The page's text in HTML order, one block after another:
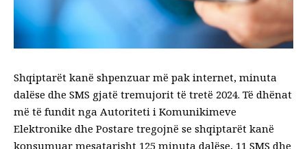
Shqiptarët kanë shpenzuar më pak internet, minuta
dalëse dhe SMS gjatë tremujorit të tretë 2024. Të dhënat
më të fundit nga Autoriteti i Komunikimeve
Elektronike dhe Postare tregojnë se shqiptarët kanë
konsumuar mesatarisht 125 minuta dalëse, 11 SMS dhe